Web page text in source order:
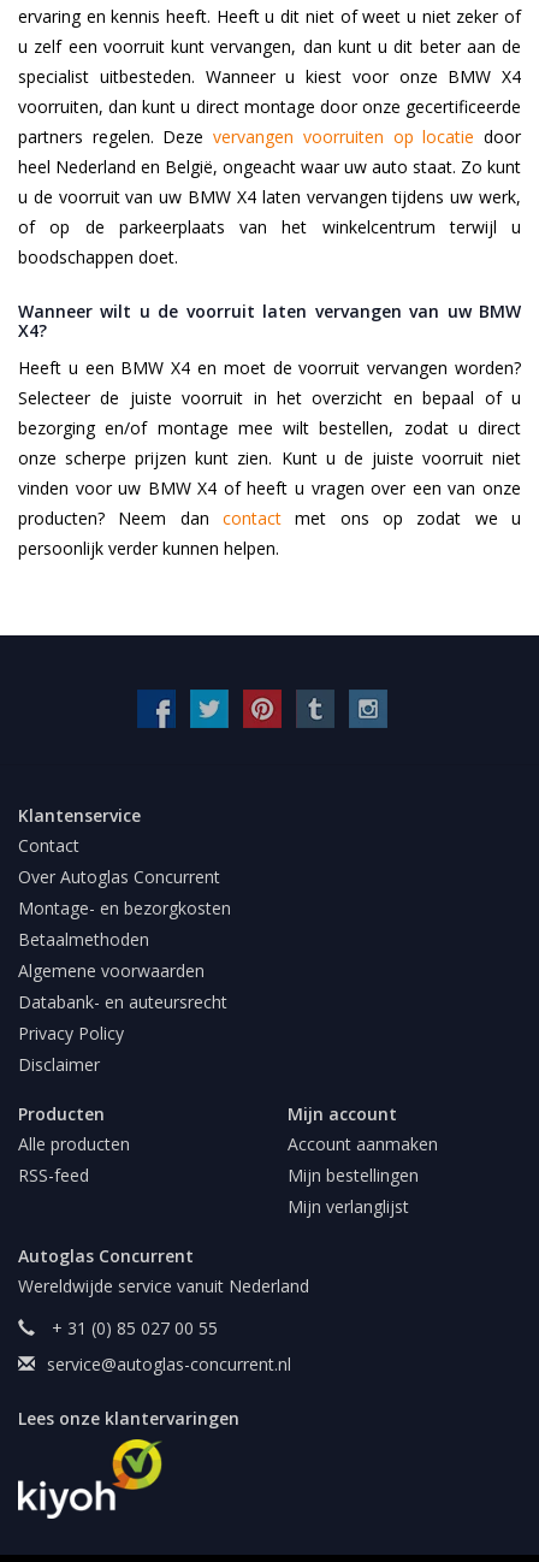
ervaring en kennis heeft. Heeft u dit niet of weet u niet zeker of
u zelf een voorruit kunt vervangen, dan kunt u dit beter aan de
specialist uitbesteden. Wanneer u kiest voor onze BMW X4
voorruiten, dan kunt u direct montage door onze gecertificeerde
partners regelen. Dezevervangen voorruiten op locatie door
heel Nederland en België, ongeacht waar uw auto staat. Zo kunt
u de voorruit van uw BMW X4 laten vervangen tijdens uw werk,
of op de parkeerplaats van het winkelcentrum terwijl u
boodschappen doet.
Wanneer wilt u de voorruit laten vervangen van uw BMW
X4?
Heeft u een BMW X4 en moet de voorruit vervangen worden?
Selecteer de juiste voorruit in het overzicht en bepaal of u
bezorging en/of montage mee wilt bestellen, zodat u direct
onze scherpe prijzen kunt zien. Kunt u de juiste voorruit niet
vinden voor uw BMW X4 of heeft u vragen over een van onze
producten? Neem dan contact met ons op zodat we u
persoonlijk verder kunnen helpen.
Klantenservice
Contact
Over Autoglas Concurrent
Montage- en bezorgkosten
Betaalmethoden
Algemene voorwaarden
Databank- en auteursrecht
Privacy Policy
Disclaimer
Producten
Alle producten
RSS-feed
Mijn account
Account aanmaken
Mijn bestellingen
Mijn verlanglijst
Autoglas Concurrent
Wereldwijde service vanuit Nederland
+ 31 (0) 85 027 00 55
service@autoglas-concurrent.nl
Lees onze klantervaringen